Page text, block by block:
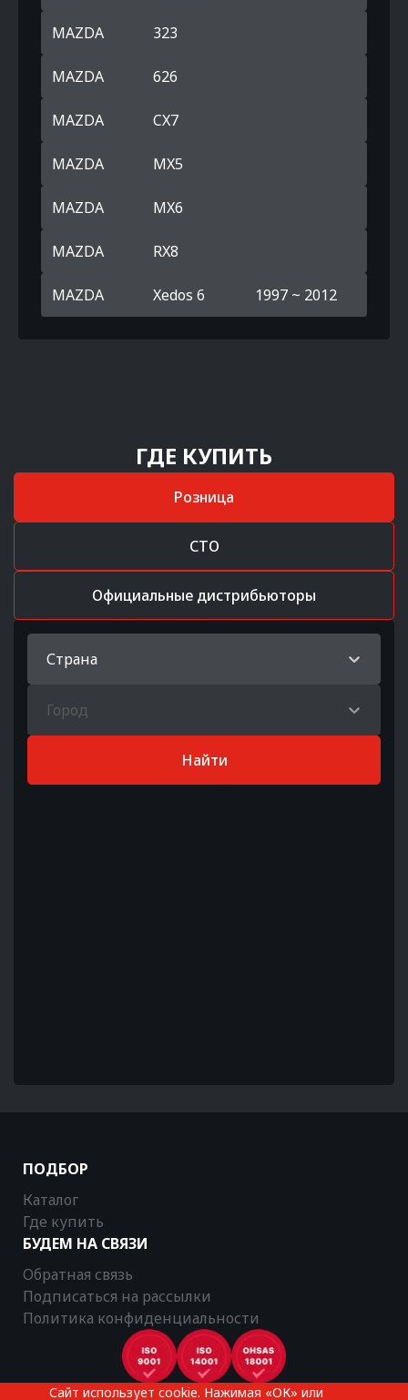
MAZDA 323
MAZDA 626
MAZDA CX7
MAZDA MX5
MAZDA MX6
MAZDA RX8
MAZDA Xedos 6 1997 ~ 2012
ГДЕ КУПИТЬ
Розница
СТО
Официальные дистрибьюторы
Страна
Город
Найти
ПОДБОР
Каталог
Где купить
БУДЕМ НА СВЯЗИ
Обратная связь
Подписаться на рассылки
Политика конфиденциальности
CTR © 2025
Сайт использует cookie. Нажимая «ОК» или